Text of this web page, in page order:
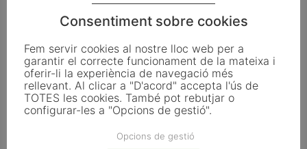
afecten els ajuntaments
El Pla de Barris mobilitza 117 municipis
catalans per impulsar la regeneració
urbana
Consentiment sobre cookies
Fem servir cookies al nostre lloc web per a
garantir el correcte funcionament de la mateixa i
oferir-li la experiència de navegació més
rellevant. Al clicar a "D'acord" accepta l'ús de
TOTES les cookies. També pot rebutjar o
configurar-les a "Opcions de gestió".
Opcions de gestió